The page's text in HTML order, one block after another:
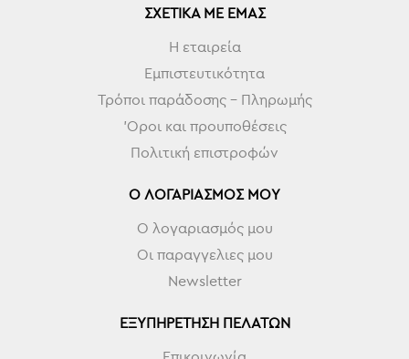
ΣΧΕΤΙΚΆ ΜΕ ΕΜΆΣ
Η εταιρεία
Εμπιστευτικότητα
Τρόποι παράδοσης - Πληρωμής
'Οροι και προυποθέσεις
Πολιτική επιστροφών
Ο ΛΟΓΑΡΙΑΣΜΌΣ ΜΟΥ
Ο λογαριασμός μου
Οι παραγγελιες μου
Newsletter
ΕΞΥΠΗΡΈΤΗΣΗ ΠΕΛΑΤΏΝ